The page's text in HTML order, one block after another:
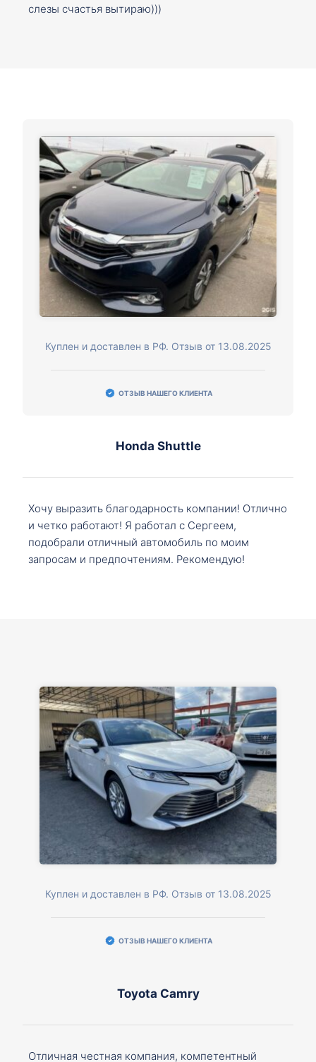
слезы счастья вытираю)))
Куплен и доставлен в РФ. Отзыв от 13.08.2025
ОТЗЫВ НАШЕГО КЛИЕНТА
Honda Shuttle
Хочу выразить благодарность компании! Отлично
и четко работают! Я работал с Сергеем,
подобрали отличный автомобиль по моим
запросам и предпочтениям. Рекомендую!
Куплен и доставлен в РФ. Отзыв от 13.08.2025
ОТЗЫВ НАШЕГО КЛИЕНТА
Toyota Camry
Отличная честная компания, компетентный